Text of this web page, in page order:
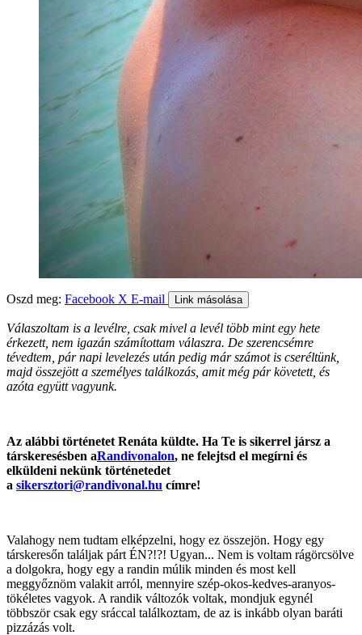
Oszd meg: Facebook X E-mail Link másolása
Válaszoltam is a levélre, csak mivel a levél több mint egy hete
érkezett, nem igazán számítottam válaszra. De szerencsémre
tévedtem, pár napi levelezés után pedig már számot is cseréltünk,
majd összejött a személyes találkozás, amit még pár követett, és
azóta együtt vagyunk.
Az alábbi történetet Renáta küldte. Ha Te is sikerrel jársz a
társkeresésben aRandivonalon, ne felejtsd el megírni és
elküldeni nekünk történetedet
a sikersztori@randivonal.hu címre!
Valahogy nem tudtam elképzelni, hogy ez összejön. Hogy egy
társkeresőn találjak párt ÉN?!?! Ugyan... Nem is voltam rágörcsölve
a dolgokra, hogy egy a randin múlik minden és most kell
meggyőznöm valakit arról, mennyire szép-okos-kedves-aranyos-
tökéletes vagyok. A randik változók voltak, mondjuk egynél
többször csak egy sráccal találkoztam, de az is inkább olyan baráti
pizzázás volt.